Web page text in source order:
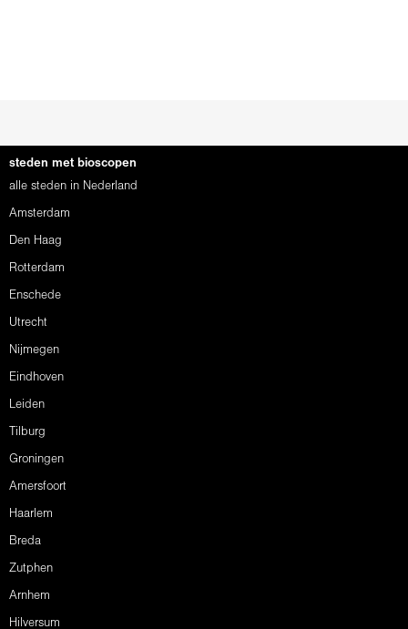
steden met bioscopen
alle steden in Nederland
Amsterdam
Den Haag
Rotterdam
Enschede
Utrecht
Nijmegen
Eindhoven
Leiden
Tilburg
Groningen
Amersfoort
Haarlem
Breda
Zutphen
Arnhem
Hilversum